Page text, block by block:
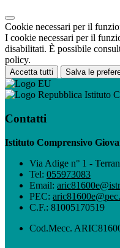
Cookie necessari per il
I cookie necessari per il
disabilitati. È possibile
policy.
Accetta tutti Salva le
Istituto
Contatti
Istituto Comprensivo
Via Adige n° 1 -
Tel: 055973083
Email:
PEC:
C.F.: 81005170519
Cod.Mecc.